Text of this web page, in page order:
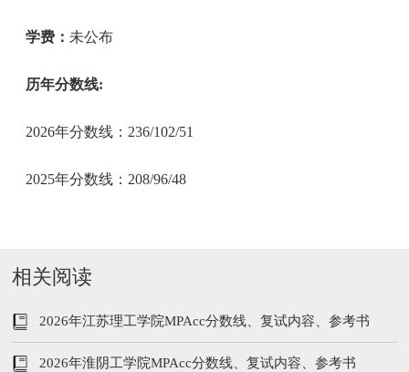
学费： 未公布
历年分数线:
2026年分数线：236/102/51
2025年分数线：208/96/48
相关阅读
2026年江苏理工学院MPAcc分数线、复试内容、参考书
2026年淮阴工学院MPAcc分数线、复试内容、参考书